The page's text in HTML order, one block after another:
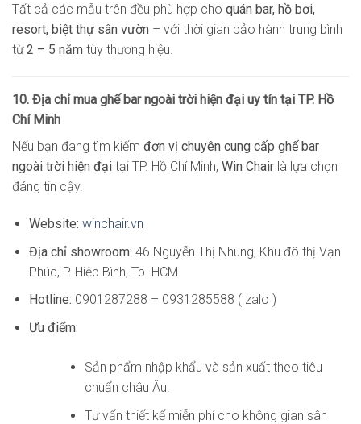
Tất cả các mẫu trên đều phù hợp cho quán bar, hồ bơi,
resort, biệt thự sân vườn – với thời gian bảo hành trung bình
từ2 – 5 năm tùy thương hiệu.
10. Địa chỉ mua ghế bar ngoài trời hiện đại uy tín tại TP. Hồ
Chí Minh
Nếu bạn đang tìm kiếm đơn vị chuyên cung cấp ghế bar
ngoài trời hiện đại tại TP. Hồ Chí Minh, Win Chair là lựa chọn
đáng tin cậy.
Website: winchair.vn
Địa chỉ showroom: 46 Nguyễn Thị Nhung, Khu đô thị Vạn
Phúc, P. Hiệp Bình, Tp. HCM
Hotline: 0901287288 – 0931285588 ( zalo )
Ưu điểm:
Sản phẩm nhập khẩu và sản xuất theo tiêu
chuẩn châu Âu.
Tư vấn thiết kế miễn phí cho không gian sân